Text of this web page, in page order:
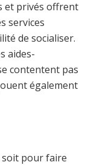
et privés offrent
services
de socialiser.
aides-
contentent pas
également
soit pour faire